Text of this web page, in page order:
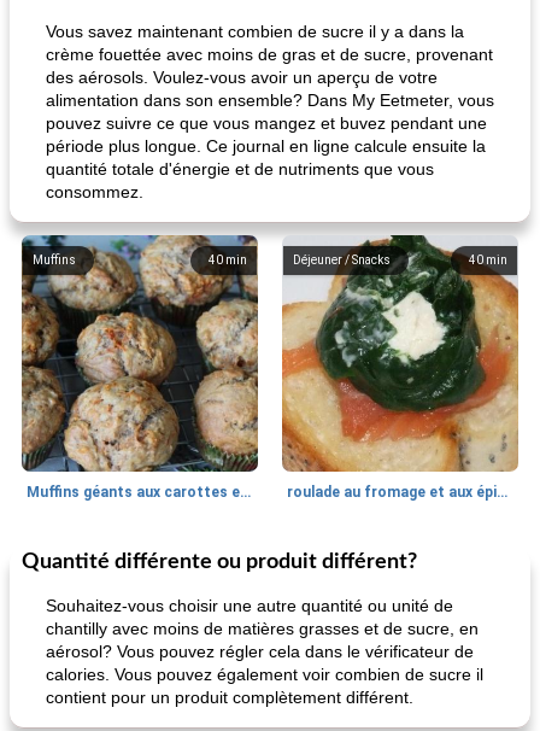
Vous savez maintenant combien de sucre il y a dans la
crème fouettée avec moins de gras et de sucre, provenant
des aérosols. Voulez-vous avoir un aperçu de votre
alimentation dans son ensemble? Dans My Eetmeter, vous
pouvez suivre ce que vous mangez et buvez pendant une
période plus longue. Ce journal en ligne calcule ensuite la
quantité totale d'énergie et de nutriments que vous
consommez.
40 min
Muffins
Muffins géants aux carottes et à la banane de Nif
40 min
Déjeuner / Snacks
roulade au fromage et aux épinards
30min
Marques de confiance: recettes et
astuces
Viande et volaille
Quantité différente ou produit différent?
Souhaitez-vous choisir une autre quantité ou unité de
chantilly avec moins de matières grasses et de sucre, en
aérosol? Vous pouvez régler cela dans le vérificateur de
calories. Vous pouvez également voir combien de sucre il
contient pour un produit complètement différent.